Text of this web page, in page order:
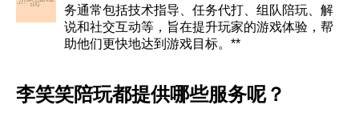
务通常包括技术指导、任务代打、组队陪玩、解
说和社交互动等，旨在提升玩家的游戏体验，帮
助他们更快地达到游戏目标。**
李笑笑陪玩都提供哪些服务呢？